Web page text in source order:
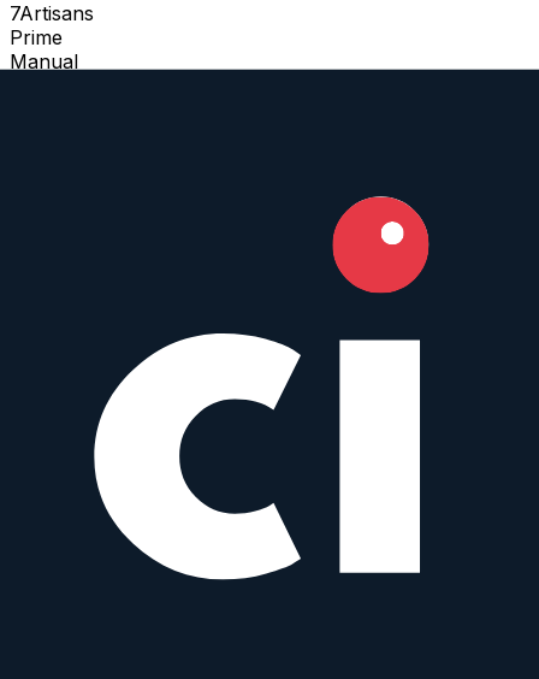
7Artisans
Prime
Manual
Voigtlander
·Leica-M
zum Objektiv